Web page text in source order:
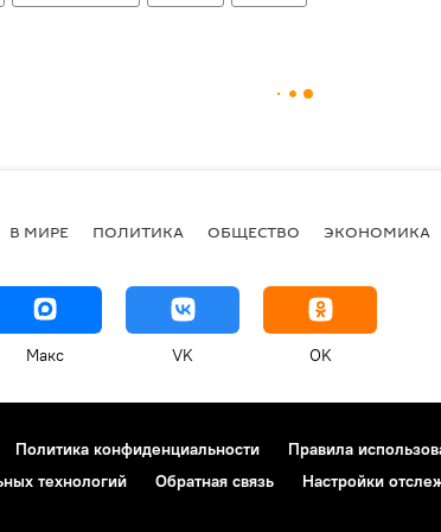
В МИРЕ ПОЛИТИКА ОБЩЕСТВО ЭКОНОМИКА
Макс VK OK
Политика конфиденциальности Правила
технологий
Обратная связь Настройки